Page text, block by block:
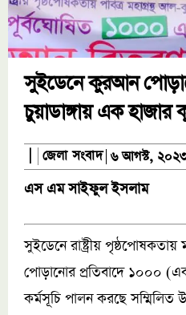
সুইডেনে কুরআন
চুয়াডাঙ্গায় এক
জেলা সংবাদ ৬ আগস্ট,
এস এম সাইফুল ইসলাম
সুইডেনে রাষ্ট্রীয়
পোড়ানোর প্রতিবাদে ১০০০
কর্মসূচি পালন করছে সম্মিলিত